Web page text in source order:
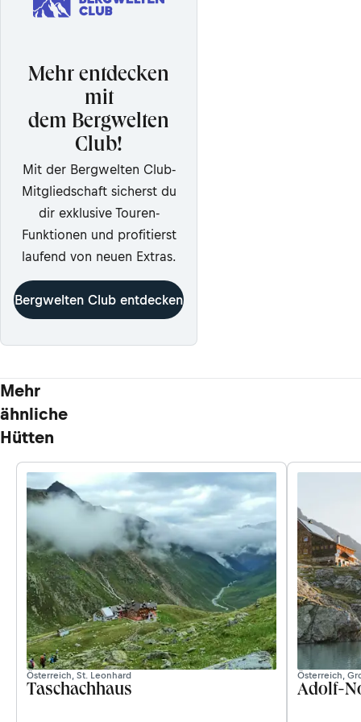
Mehr entdecken
mit
dem Bergwelten
Club!
Mit der Bergwelten Club-
Mitgliedschaft sicherst du
dir exklusive Touren-
Funktionen und profitierst
laufend von neuen Extras.
Bergwelten Club entdecken
Mehr
ähnliche
Hütten
Österreich, St. Leonhard
Taschachhaus
Österreich,
Adolf-